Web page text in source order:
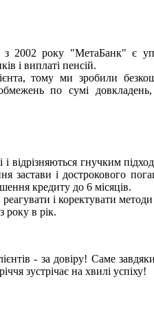
з 2002 року "МетаБанк" є
і виплаті пенсій.
тому ми зробили
по сумі
відрізняються гнучким
застави і дострокового
кредиту до 6 місяців.
і коректувати
року в рік.
- за довіру! Саме
зустрічає на хвилі успіху!